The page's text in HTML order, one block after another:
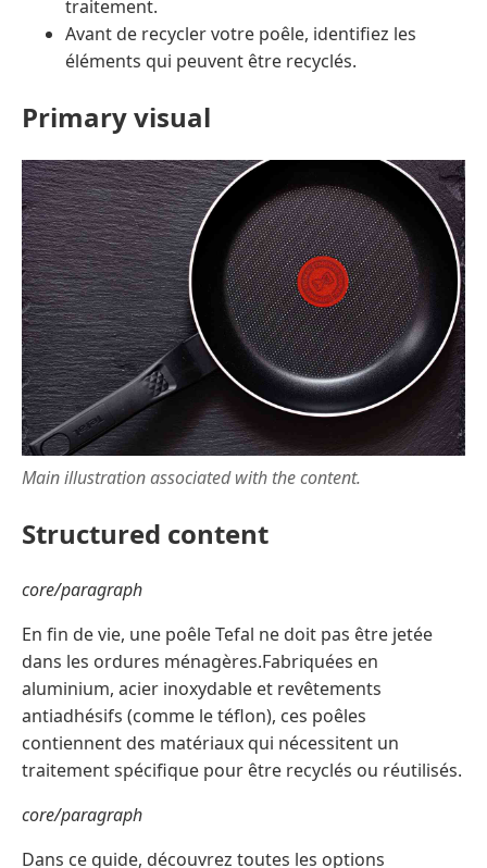
traitement.
Avant de recycler votre poêle, identifiez les
éléments qui peuvent être recyclés.
Primary visual
Main illustration associated with the content.
Structured content
core/paragraph
En fin de vie, une poêle Tefal ne doit pas être jetée
dans les ordures ménagères.Fabriquées en
aluminium, acier inoxydable et revêtements
antiadhésifs (comme le téflon), ces poêles
contiennent des matériaux qui nécessitent un
traitement spécifique pour être recyclés ou réutilisés.
core/paragraph
Dans ce guide, découvrez toutes les options